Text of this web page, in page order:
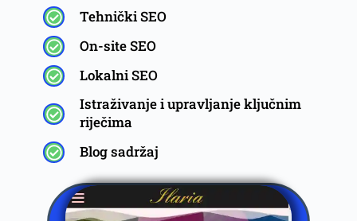
Tehnički SEO
On-site SEO
Lokalni SEO
Istraživanje i upravljanje ključnim
riječima
Blog sadržaj